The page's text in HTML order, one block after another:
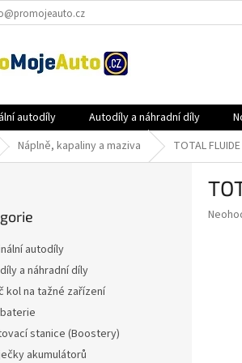
autodíly Autodíly a náhradní díly
Náplně, kapaliny a maziva TOTAL
autodíly
a náhradní díly
kol na tažné zařízení
stanice (Boostery)
akumulátorů